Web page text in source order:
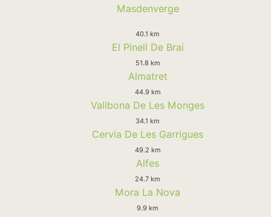
Masdenverge
40.1 km
El Pinell De Brai
51.8 km
Almatret
44.9 km
Vallbona De Les Monges
34.1 km
Cervia De Les Garrigues
49.2 km
Alfes
24.7 km
Mora La Nova
9.9 km